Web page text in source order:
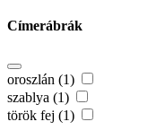
Címerábrák
oroszlán (1)
szablya (1)
török fej (1)